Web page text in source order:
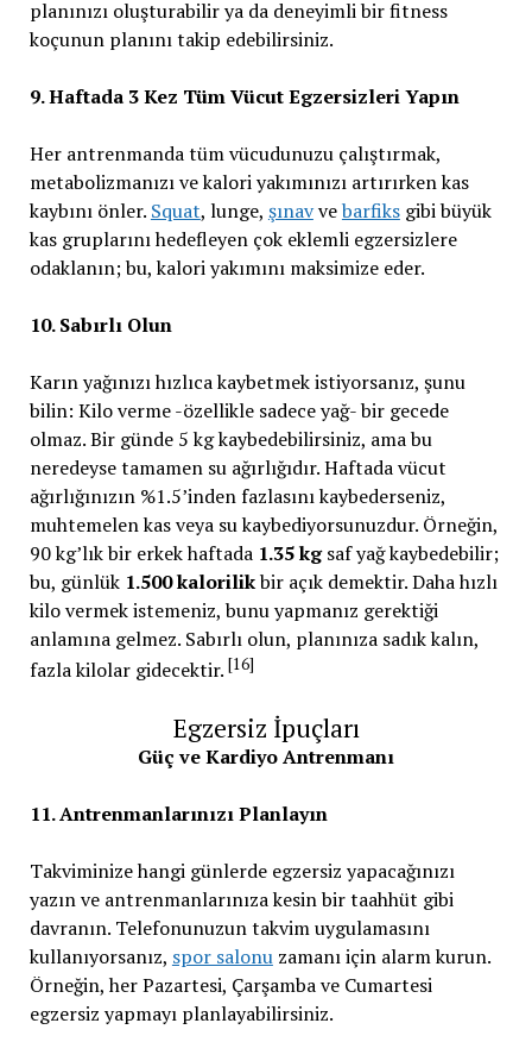
planınızı oluşturabilir ya da deneyimli bir fitness
koçunun planını takip edebilirsiniz.
9. Haftada 3 Kez Tüm Vücut Egzersizleri Yapın
Her antrenmanda tüm vücudunuzu çalıştırmak,
metabolizmanızı ve kalori yakımınızı artırırken kas
kaybını önler. Squat, lunge, şınavvebarfiksgibi büyük
kas gruplarını hedefleyen çok eklemli egzersizlere
odaklanın; bu, kalori yakımını maksimize eder.
10. Sabırlı Olun
Karın yağınızı hızlıca kaybetmek istiyorsanız, şunu
bilin: Kilo verme -özellikle sadece yağ- bir gecede
olmaz. Bir günde 5 kg kaybedebilirsiniz, ama bu
neredeyse tamamen su ağırlığıdır. Haftada vücut
ağırlığınızın %1.5’inden fazlasını kaybederseniz,
muhtemelen kas veya su kaybediyorsunuzdur. Örneğin,
90 kg’lık bir erkek haftada 1.35 kgsaf yağ kaybedebilir;
bu, günlük 1.500 kalorilikbir açık demektir. Daha hızlı
kilo vermek istemeniz, bunu yapmanız gerektiği
anlamına gelmez. Sabırlı olun, planınıza sadık kalın,
fazla kilolar gidecektir. [16]
Egzersiz İpuçları
Güç ve Kardiyo Antrenmanı
11. Antrenmanlarınızı Planlayın
Takviminize hangi günlerde egzersiz yapacağınızı
yazın ve antrenmanlarınıza kesin bir taahhüt gibi
davranın. Telefonunuzun takvim uygulamasını
kullanıyorsanız, spor salonuzamanı için alarm kurun.
Örneğin, her Pazartesi, Çarşamba ve Cumartesi
egzersiz yapmayı planlayabilirsiniz.